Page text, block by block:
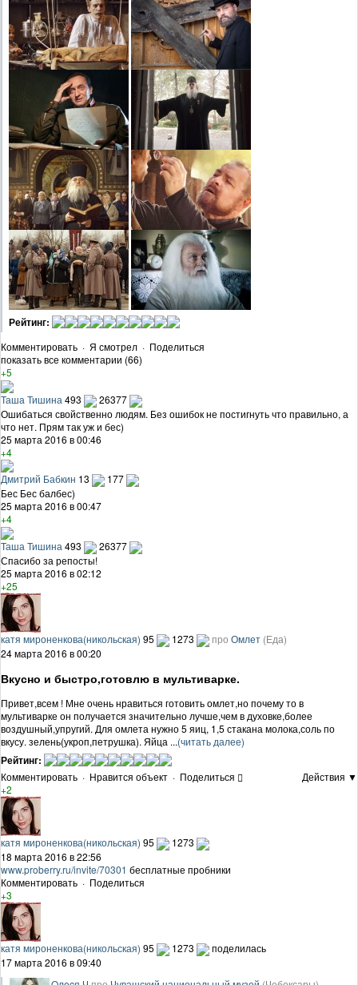
Рейтинг:
Комментировать · Я смотрел · Поделиться
показать все комментарии (66)
+5
Таша Тишина 493
26377
Ошибаться свойственно людям. Без ошибок не постигнуть что правильно, а
что нет. Прям так уж и бес)
25 марта 2016 в 00:46
+4
Дмитрий Бабкин 13
177
Бес Бес балбес)
25 марта 2016 в 00:47
+4
Таша Тишина 493
26377
Спасибо за репосты!
25 марта 2016 в 02:12
+25
катя мироненкова(никольская) 95 1273 про Омлет (Еда)
24 марта 2016 в 00:20
Вкусно и быстро,готовлю в мультиварке.
Привет,всем ! Мне очень нравиться готовить омлет,но почему то в
мультиварке он получается значительно лучше,чем в духовке,более
воздушный,упругий. Для омлета нужно 5 яиц, 1,5 стакана молока,соль по
вкусу. зелень(укроп,петрушка). Яйца ...(читать далее)
Рейтинг:
Комментировать · Нравится объект · Поделиться
Действия ▼
+2
катя мироненкова(никольская) 95
1273
18 марта 2016 в 22:56
www.proberry.ru/invite/70301 бесплатные пробники
Комментировать · Поделиться
+3
катя мироненкова(никольская) 95 1273
поделилась
17 марта 2016 в 09:40